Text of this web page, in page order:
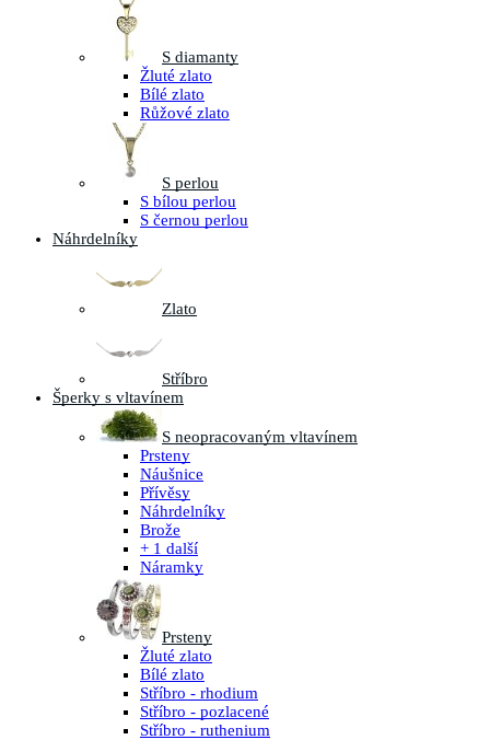
S diamanty
Žluté zlato
Bílé zlato
Růžové zlato
S perlou
S bílou perlou
S černou perlou
Náhrdelníky
Zlato
Stříbro
Šperky s vltavínem
S neopracovaným vltavínem
Prsteny
Náušnice
Přívěsy
Náhrdelníky
Brože
+ 1 další
Náramky
Prsteny
Žluté zlato
Bílé zlato
Stříbro - rhodium
Stříbro - pozlacené
Stříbro - ruthenium